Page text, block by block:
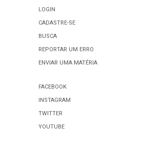
LOGIN
CADASTRE-SE
BUSCA
REPORTAR UM ERRO
ENVIAR UMA MATÉRIA
FACEBOOK
INSTAGRAM
TWITTER
YOUTUBE